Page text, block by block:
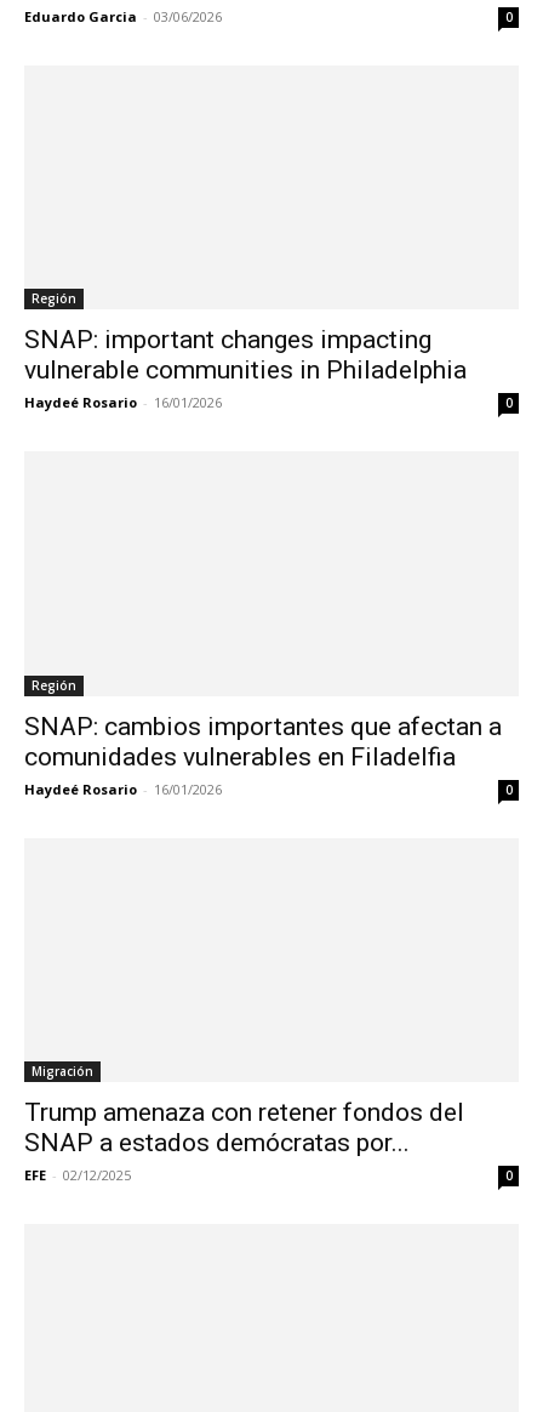
Eduardo Garcia - 03/06/2026 0
Región
SNAP: important changes impacting
vulnerable communities in Philadelphia
Haydeé Rosario - 16/01/2026 0
Región
SNAP: cambios importantes que afectan a
comunidades vulnerables en Filadelfia
Haydeé Rosario - 16/01/2026 0
Migración
Trump amenaza con retener fondos del
SNAP a estados demócratas por...
EFE - 02/12/2025 0